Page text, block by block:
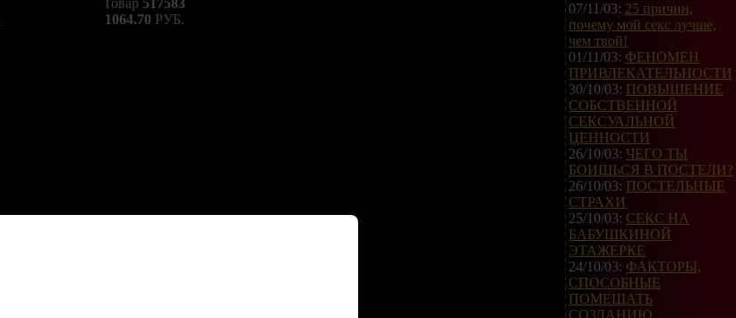
1064.70РУБ.
07/11/03: 25 причин,
почему мой секс лучше,
чем твой!
01/11/03: ФЕНОМЕН
ПРИВЛЕКАТЕЛЬНОСТИ
30/10/03: ПОВЫШЕНИЕ
СОБСТВЕННОЙ
СЕКСУАЛЬНОЙ
ЦЕННОСТИ
26/10/03: ЧЕГО ТЫ
БОИШЬСЯ В ПОСТЕЛИ?
26/10/03: ПОСТЕЛЬНЫЕ
СТРАХИ
25/10/03: СЕКС НА
БАБУШКИНОЙ
ЭТАЖЕРКЕ
24/10/03: ФАКТОРЫ,
СПОСОБНЫЕ
ПОМЕШАТЬ
СОЗДАНИЮ